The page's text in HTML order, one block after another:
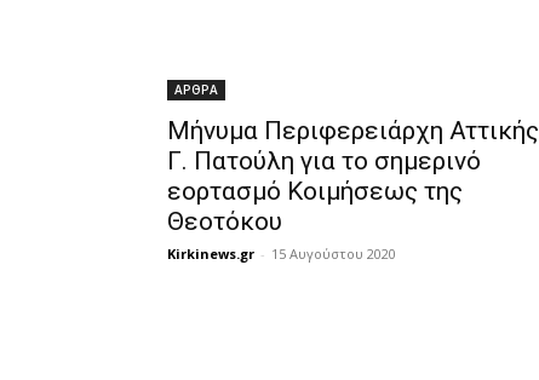
ΑΡΘΡΑ
Μήνυμα Περιφερειάρχη Αττικής
Γ. Πατούλη για το σημερινό
εορτασμό Κοιμήσεως της
Θεοτόκου
Kirkinews.gr - 15 Αυγούστου 2020